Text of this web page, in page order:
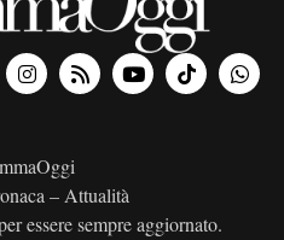
– Attualità
essere sempre aggiornato.